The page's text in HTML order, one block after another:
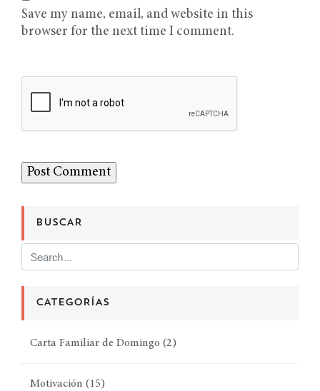
Save my name, email, and website in this
browser for the next time I comment.
BUSCAR
CATEGORÍAS
Carta Familiar de Domingo (2)
Motivación (15)